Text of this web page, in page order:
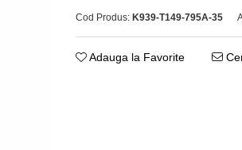
Cod Produs: K939-T149-795A-35
Adauga la Favorite